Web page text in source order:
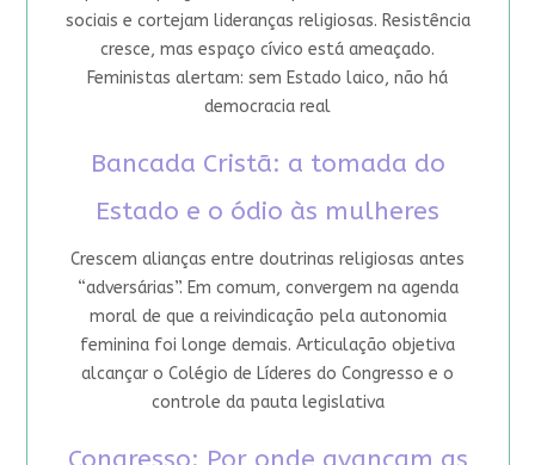
sociais e cortejam lideranças religiosas. Resistência
cresce, mas espaço cívico está ameaçado.
Feministas alertam: sem Estado laico, não há
democracia real
Bancada Cristã: a tomada do
Estado e o ódio às mulheres
Crescem alianças entre doutrinas religiosas antes
“adversárias”. Em comum, convergem na agenda
moral de que a reivindicação pela autonomia
feminina foi longe demais. Articulação objetiva
alcançar o Colégio de Líderes do Congresso e o
controle da pauta legislativa